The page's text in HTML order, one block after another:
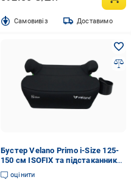
Cамовивіз Доставимо
Бустер Velano Primo i-Size 125-
150 см ISOFIX та підстаканник
Black (3031362488)
оцінити